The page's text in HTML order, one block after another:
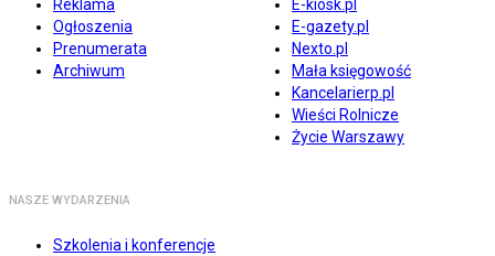
Reklama
Ogłoszenia
Prenumerata
Archiwum
E-kiosk.pl
E-gazety.pl
Nexto.pl
Mała księgowość
Kancelarierp.pl
Wieści Rolnicze
Życie Warszawy
NASZE WYDARZENIA
Szkolenia i konferencje